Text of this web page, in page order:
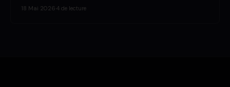
18 Mai 2026 4 de lecture